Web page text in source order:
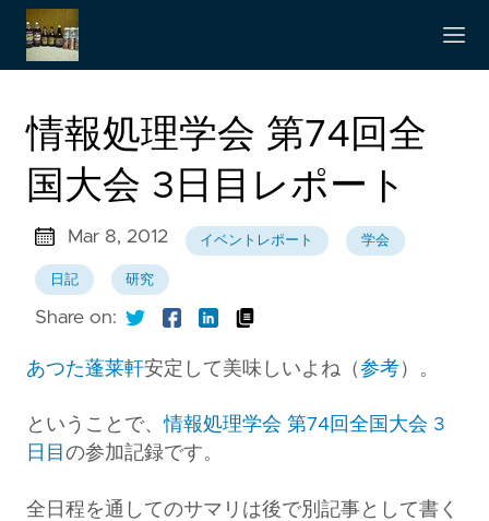
情報処理学会 第74回全
国大会 3日目レポート
Mar 8, 2012 イベントレポート 学会
日記 研究
Share on:
あつた蓬莱軒安定して美味しいよね（参考）。
ということで、情報処理学会 第74回全国大会 3
日目 の参加記録です。
全日程を通してのサマリは後で別記事として書く